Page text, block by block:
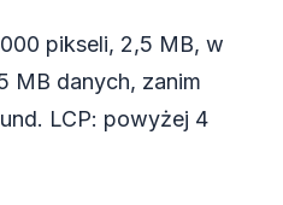
pikseli, 2,5 MB, w
MB danych, zanim
LCP: powyżej 4